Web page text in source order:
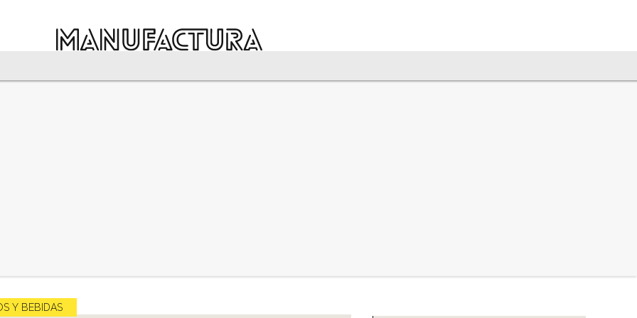
Y BEBIDAS